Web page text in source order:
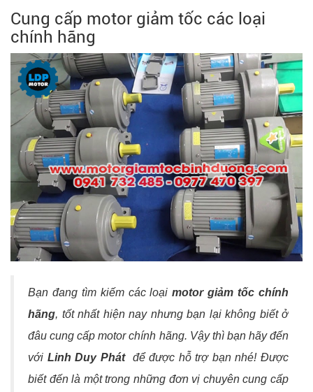
Cung cấp motor giảm tốc các loại
chính hãng
Bạn đang tìm kiếm các loạimotor giảm tốc chính
hãng, tốt nhất hiện nay nhưng bạn lại không biết ở
đâu cung cấp motor chính hãng. Vậy thì bạn hãy đến
với Linh Duy Phát để được hỗ trợ bạn nhé! Được
biết đến là một trong những đơn vị chuyên cung cấp